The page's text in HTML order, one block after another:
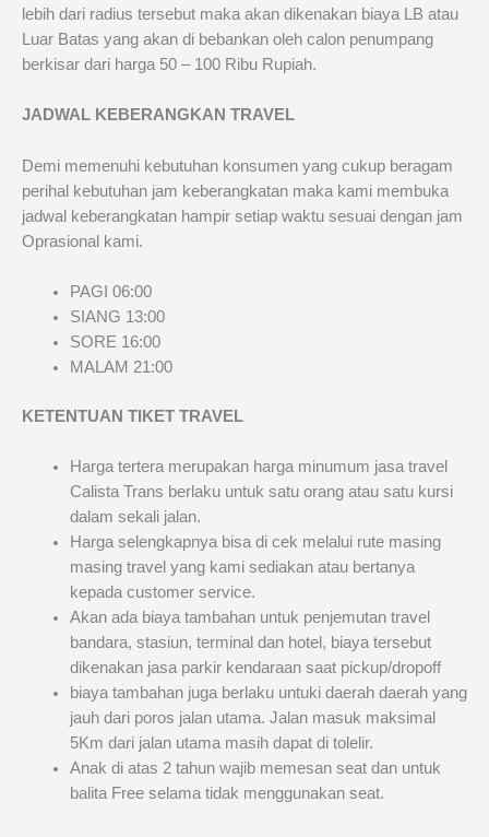
lebih dari radius tersebut maka akan dikenakan biaya LB atau
Luar Batas yang akan di bebankan oleh calon penumpang
berkisar dari harga 50 – 100 Ribu Rupiah.
JADWAL KEBERANGKAN TRAVEL
Demi memenuhi kebutuhan konsumen yang cukup beragam
perihal kebutuhan jam keberangkatan maka kami membuka
jadwal keberangkatan hampir setiap waktu sesuai dengan jam
Oprasional kami.
PAGI 06:00
SIANG 13:00
SORE 16:00
MALAM 21:00
KETENTUAN TIKET TRAVEL
Harga tertera merupakan harga minumum jasa travel
Calista Trans berlaku untuk satu orang atau satu kursi
dalam sekali jalan.
Harga selengkapnya bisa di cek melalui rute masing
masing travel yang kami sediakan atau bertanya
kepada customer service.
Akan ada biaya tambahan untuk penjemutan travel
bandara, stasiun, terminal dan hotel, biaya tersebut
dikenakan jasa parkir kendaraan saat pickup/dropoff
biaya tambahan juga berlaku untuki daerah daerah yang
jauh dari poros jalan utama. Jalan masuk maksimal
5Km dari jalan utama masih dapat di tolelir.
Anak di atas 2 tahun wajib memesan seat dan untuk
balita Free selama tidak menggunakan seat.